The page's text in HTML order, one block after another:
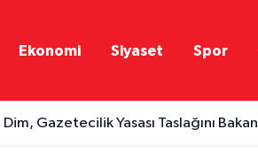
Ekonomi Siyaset Spor
Dim, Gazetecilik Yasası Taslağını